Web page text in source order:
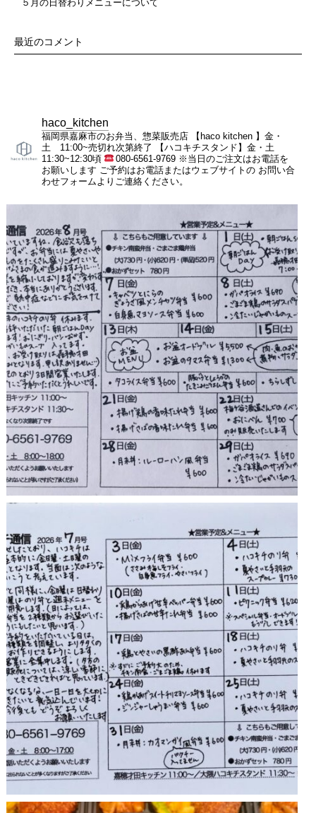
５月の日替わりメニューについて
最近のコメント
haco_kitchen
福岡県嘉麻市のお弁当、惣菜販売店【haco kitchen 】金・
土 11:00~売切れ次第終了
【ハコキチスタンド】金・土
11:30~12:30頃
080-6561-9769※当日のご注文はお電話を
お願いします ご予約はお電話またはウェブサイトのお問い合
わせフォームよりご連絡ください。